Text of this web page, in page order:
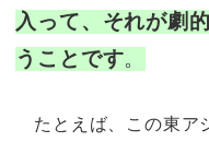
入って、それが劇
うことです。
たとえば、この東ア